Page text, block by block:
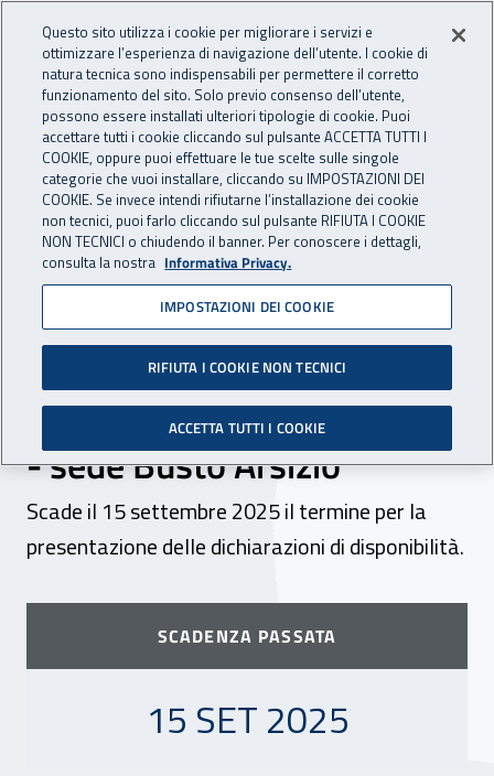
INAIL - Istituto Nazionale
Apri cerca
Navigazione principale
Navigazione - Ti trovi in:
Home Inail comunica Scadenze Scadenza
Dr Lombardia: selezione
comparativa incarico a
tempo indeterminato 38
ore branche medicina
legale o medicina del lavoro
- sede Busto Arsizio
Scade il 15 settembre 2025 il termine per la
presentazione delle dichiarazioni di disponibilità.
SCADENZA PASSATA
15 SETTEMBRE 2025
15 SET 2025
Questo sito utilizza i cookie per migliorare i servizi e
ottimizzare l’esperienza di navigazione dell’utente. I cookie di
natura tecnica sono indispensabili per permettere il corretto
funzionamento del sito. Solo previo consenso dell’utente,
possono essere installati ulteriori tipologie di cookie. Puoi
accettare tutti i cookie cliccando sul pulsante ACCETTA TUTTI I
COOKIE, oppure puoi effettuare le tue scelte sulle singole
categorie che vuoi installare, cliccando su IMPOSTAZIONI DEI
COOKIE. Se invece intendi rifiutarne l’installazione dei cookie
non tecnici, puoi farlo cliccando sul pulsante RIFIUTA I COOKIE
NON TECNICI o chiudendo il banner. Per conoscere i dettagli,
consulta la nostra Informativa Privacy.
IMPOSTAZIONI DEI COOKIE
RIFIUTA I COOKIE NON TECNICI
ACCETTA TUTTI I COOKIE